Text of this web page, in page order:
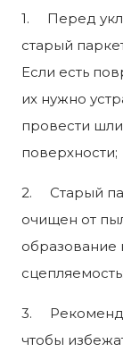
1. Перед
старый
Если есть
их нужно
провести
поверхности;
2. Старый
очищен от
образование
сцепляемость;
3.
чтобы